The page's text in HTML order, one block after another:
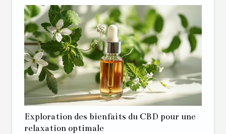
Exploration des bienfaits du CBD pour une
relaxation optimale